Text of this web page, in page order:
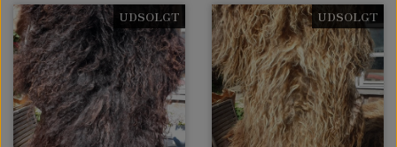
UDSOLGT UDSOLGT